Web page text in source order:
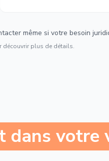
même si votre besoin
découvrir plus de détails.
dans votre